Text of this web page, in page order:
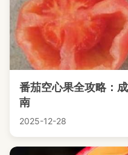
番茄空心果全攻略：
南
2025-12-28